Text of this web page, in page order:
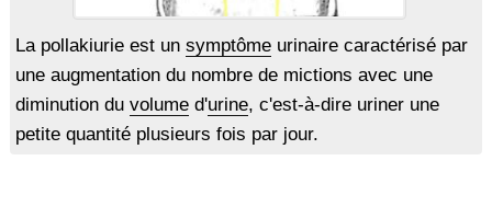
La pollakiurie est un symptômeurinaire caractérisé par
une augmentation du nombre de mictions avec une
diminution du volumed'urine, c'est-à-dire uriner une
petite quantité plusieurs fois par jour.